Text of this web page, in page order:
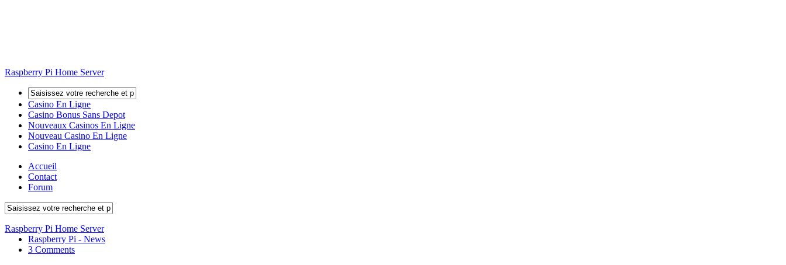
Raspberry Pi Home Server
Casino En Ligne
Casino Bonus Sans Depot
Nouveaux Casinos En Ligne
Nouveau Casino En Ligne
Casino En Ligne
Accueil
Contact
Forum
Raspberry Pi Home Server
Raspberry Pi - News
3 Comments